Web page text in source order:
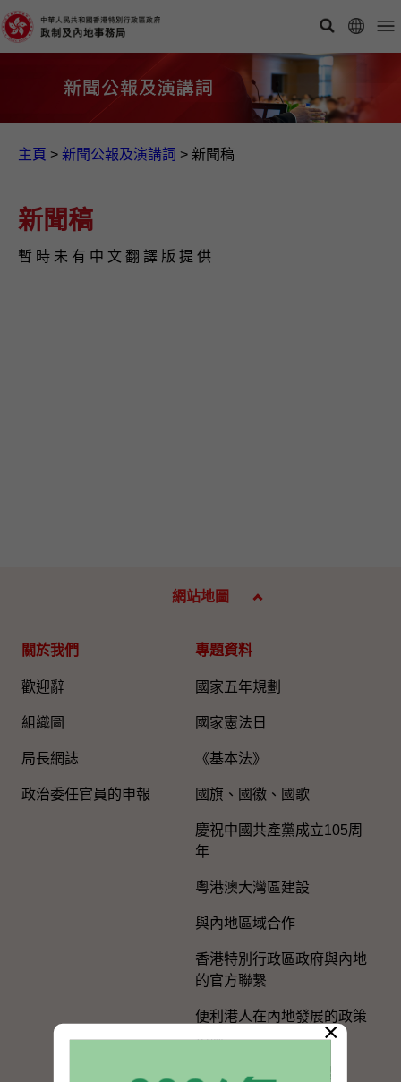
主頁 > 新聞公報及演講詞 > 新聞稿
新聞稿
暫 時 未 有 中 文 翻 譯 版 提 供
網站地圖
關於我們
歡迎辭
組織圖​
局長網誌
政治委任官員的申報
專題資料
國家五年規劃
國家憲法日
《基本法》
國旗、國徽、國歌
慶祝中國共產黨成立105周
年
粵港澳大灣區建設
與內地區域合作
香港特別行政區政府與內地
的官方聯繫
便利港人在內地發展的政策
措施
在內地及台灣的辦事處
×